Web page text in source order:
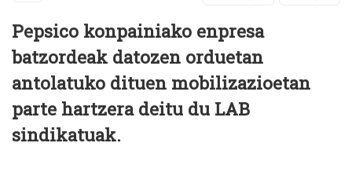
Pepsico konpainiako enpresa
batzordeak datozen orduetan
antolatuko dituen mobilizazioetan
parte hartzera deitu du LAB
sindikatuak.